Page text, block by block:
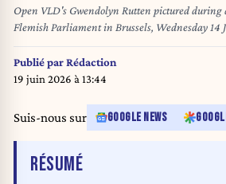
Open VLD's Gwendolyn Rutten pictured during
Flemish Parliament in Brussels, Wednesday 14
PHOTO JAMES ARTHUR GEKIERE
Publié parRédaction
19 juin 2026 à 13:44
Suis-nous sur GOOGLE NEWS
RÉSUMÉDE L'ARTICLE